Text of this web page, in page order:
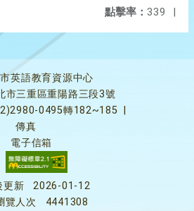
點擊率： 339 |
英語教育資源中心
市三重區重陽路三段3號
0495轉182~185
傳真
電子信箱
更新
2026-01-12
覽人次
4441308